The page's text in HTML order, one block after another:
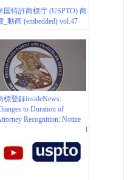
国特許商標庁 (USPTO) 商
_動画 (embedded) vol.47
標登録insideNews:
to Duration of
Recognition; Notice
of Public Listening Session and
Request for Comments |
Federal Register